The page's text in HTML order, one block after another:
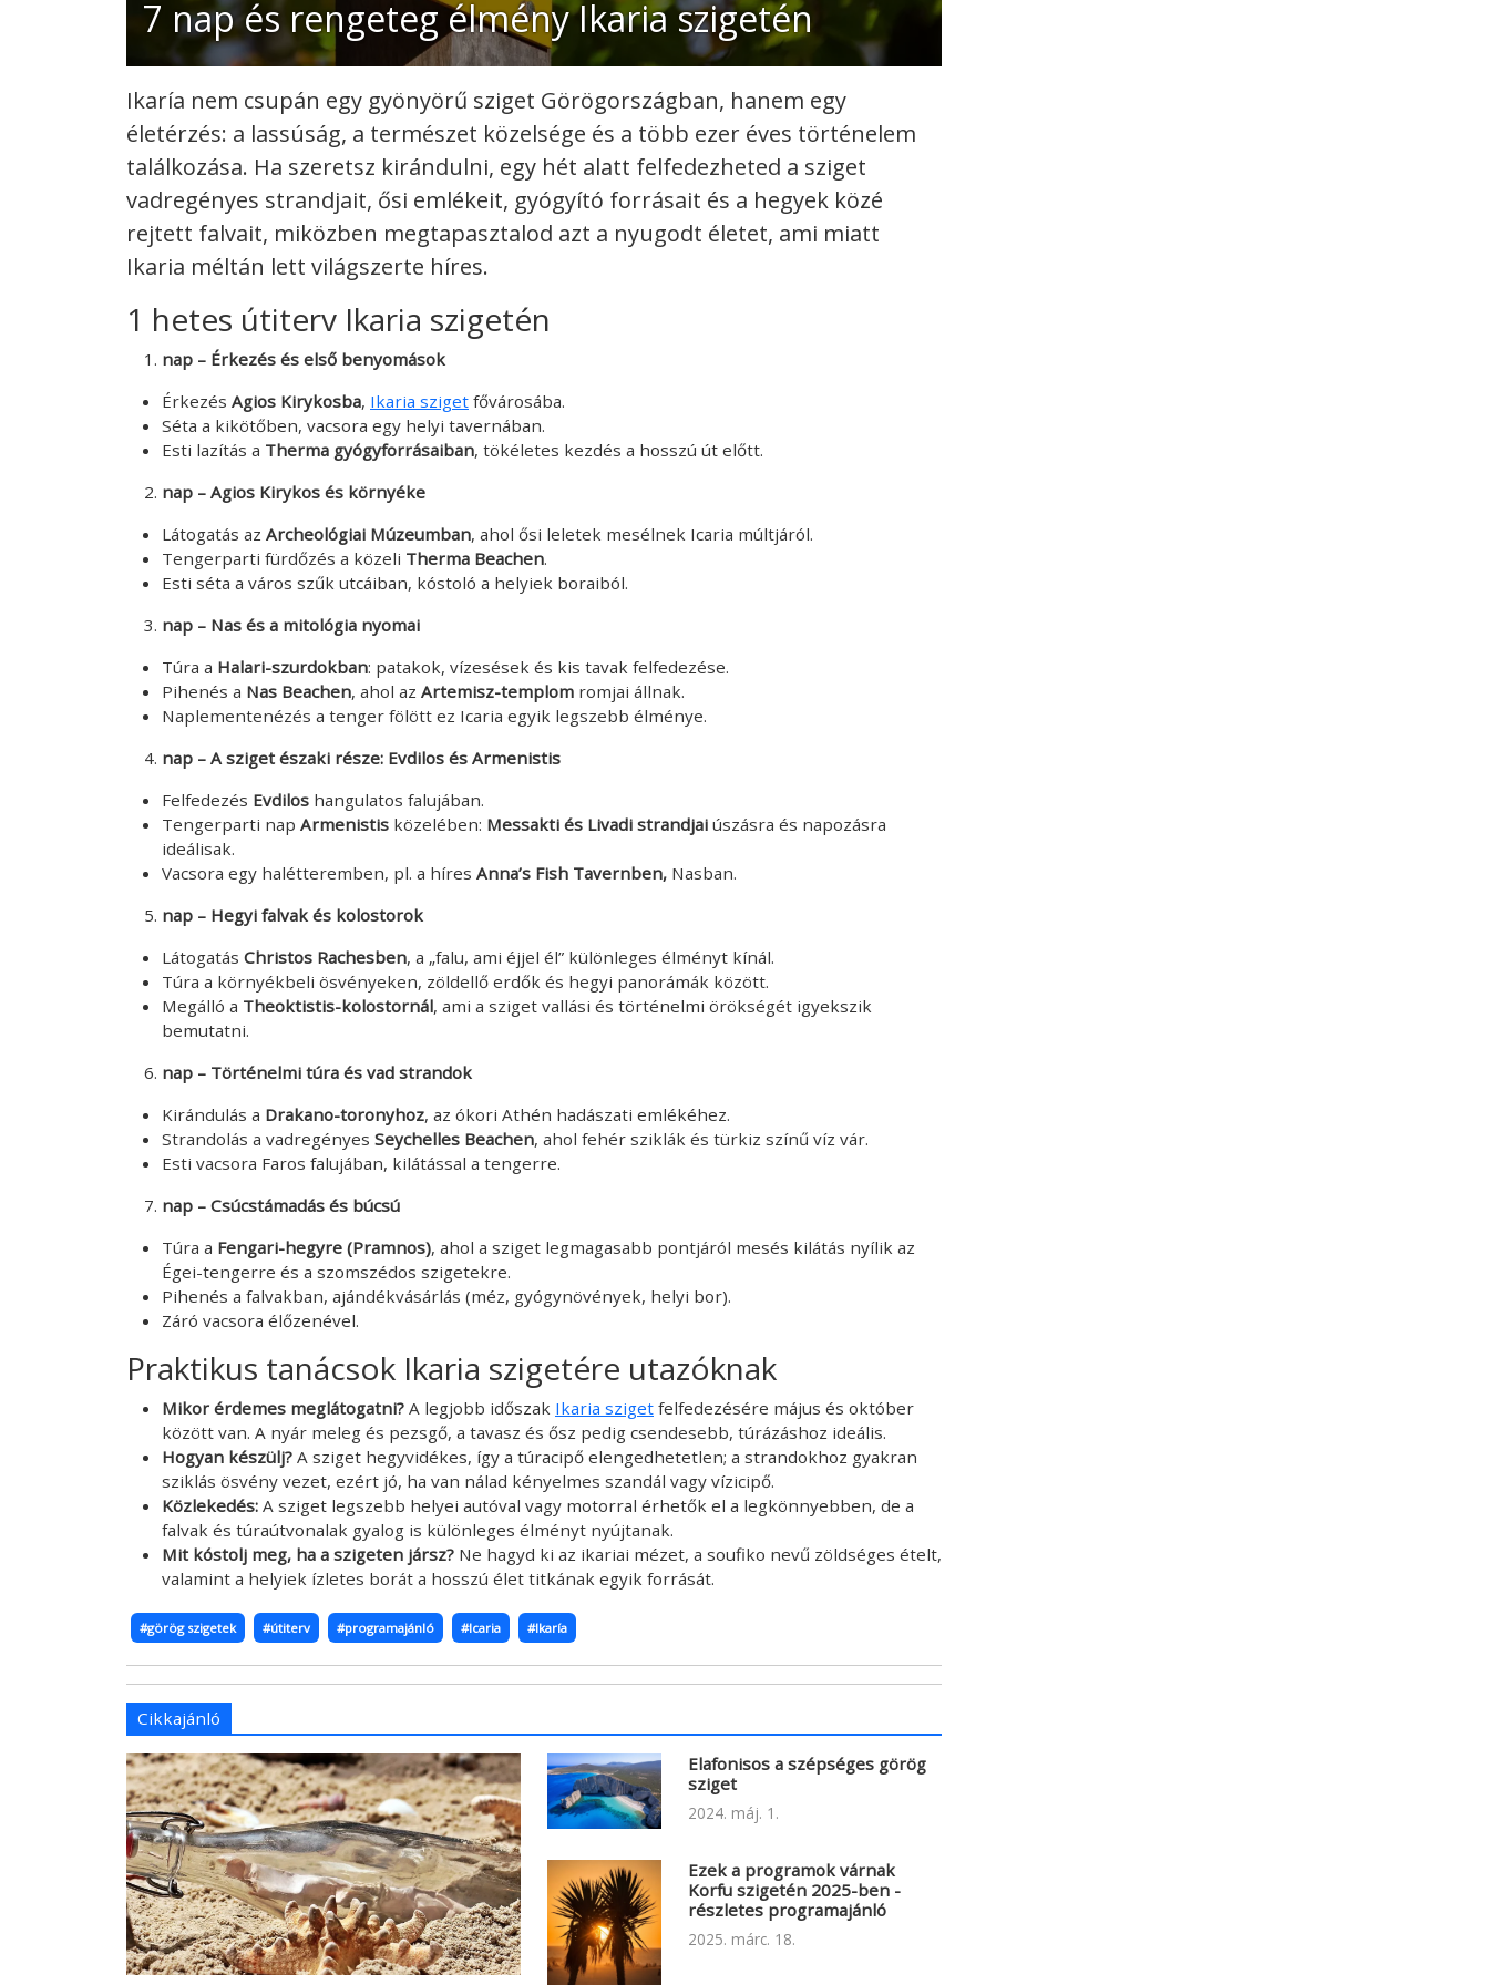
7 nap és rengeteg élmény Ikaria szigetén
Ikaría nem csupán egy gyönyörű sziget Görögországban, hanem egy
életérzés: a lassúság, a természet közelsége és a több ezer éves történelem
találkozása. Ha szeretsz kirándulni, egy hét alatt felfedezheted a sziget
vadregényes strandjait, ősi emlékeit, gyógyító forrásait és a hegyek közé
rejtett falvait, miközben megtapasztalod azt a nyugodt életet, ami miatt
Ikaria méltán lett világszerte híres.
1 hetes útiterv Ikaria szigetén
nap – Érkezés és első benyomások
Érkezés Agios Kirykosba, Ikaria sziget fővárosába.
Séta a kikötőben, vacsora egy helyi tavernában.
Esti lazítás a Therma gyógyforrásaiban, tökéletes kezdés a hosszú út előtt.
nap – Agios Kirykos és környéke
Látogatás az Archeológiai Múzeumban, ahol ősi leletek mesélnek Icaria múltjáról.
Tengerparti fürdőzés a közeli Therma Beachen.
Esti séta a város szűk utcáiban, kóstoló a helyiek boraiból.
nap – Nas és a mitológia nyomai
Túra a Halari-szurdokban: patakok, vízesések és kis tavak felfedezése.
Pihenés a Nas Beachen, ahol az Artemisz-templom romjai állnak.
Naplementenézés a tenger fölött ez Icaria egyik legszebb élménye.
nap – A sziget északi része: Evdilos és Armenistis
Felfedezés Evdilos hangulatos falujában.
Tengerparti nap Armenistis közelében: Messakti és Livadi strandjai úszásra és napozásra
ideálisak.
Vacsora egy halétteremben, pl. a híres Anna’s Fish Tavernben, Nasban.
nap – Hegyi falvak és kolostorok
Látogatás Christos Rachesben, a „falu, ami éjjel él” különleges élményt kínál.
Túra a környékbeli ösvényeken, zöldellő erdők és hegyi panorámák között.
Megálló a Theoktistis-kolostornál, ami a sziget vallási és történelmi örökségét igyekszik
bemutatni.
nap – Történelmi túra és vad strandok
Kirándulás a Drakano-toronyhoz, az ókori Athén hadászati emlékéhez.
Strandolás a vadregényes Seychelles Beachen, ahol fehér sziklák és türkiz színű víz vár.
Esti vacsora Faros falujában, kilátással a tengerre.
nap – Csúcstámadás és búcsú
Túra a Fengari-hegyre (Pramnos), ahol a sziget legmagasabb pontjáról mesés kilátás nyílik az
Égei-tengerre és a szomszédos szigetekre.
Pihenés a falvakban, ajándékvásárlás (méz, gyógynövények, helyi bor).
Záró vacsora élőzenével.
Praktikus tanácsok Ikaria szigetére utazóknak
Mikor érdemes meglátogatni? A legjobb időszak Ikaria sziget felfedezésére május és október
között van. A nyár meleg és pezsgő, a tavasz és ősz pedig csendesebb, túrázáshoz ideális.
Hogyan készülj? A sziget hegyvidékes, így a túracipő elengedhetetlen; a strandokhoz gyakran
sziklás ösvény vezet, ezért jó, ha van nálad kényelmes szandál vagy vízicipő.
Közlekedés: A sziget legszebb helyei autóval vagy motorral érhetők el a legkönnyebben, de a
falvak és túraútvonalak gyalog is különleges élményt nyújtanak.
Mit kóstolj meg, ha a szigeten jársz? Ne hagyd ki az ikariai mézet, a soufiko nevű zöldséges ételt,
valamint a helyiek ízletes borát a hosszú élet titkának egyik forrását.
#görög szigetek #útiterv #programajánló #Icaria #Ikaría
Cikkajánló
Elafonisos a szépséges görög
sziget
2024. máj. 1.
Ezek a programok várnak
Korfu szigetén 2025-ben -
részletes programajánló
2025. márc. 18.